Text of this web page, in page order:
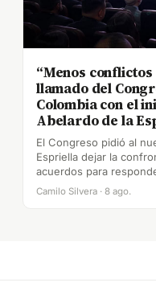
“Menos
llamado del
Colombia con el
Abelardo de la
El Congreso pidió al
Espriella dejar la
acuerdos para
Camilo Silvera · 8 ago.